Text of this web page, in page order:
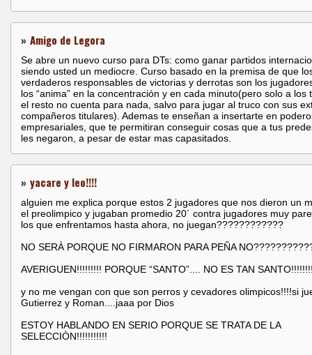
» Amigo de Legora
Se abre un nuevo curso para DTs: como ganar partidos
siendo usted un mediocre. Curso basado en la premisa de que
verdaderos responsables de victorias y derrotas son los
los “anima” en la concentración y en cada minuto(pero solo a los
el resto no cuenta para nada, salvo para jugar al truco con sus
compañeros titulares). Ademas te enseñan a insertarte en
empresariales, que te permitiran conseguir cosas que a tus
les negaron, a pesar de estar mas capasitados.
» yacare y leo!!!!
alguien me explica porque estos 2 jugadores que nos dieron un
el preolimpico y jugaban promedio 20´ contra jugadores muy
los que enfrentamos hasta ahora, no juegan????????????
NO SERÀ PORQUE NO FIRMARON PARA PEÑA
AVERIGUEN!!!!!!!!! PORQUE “SANTO”.... NO ES TAN
y no me vengan con que son perros y cevadores olimpicos!!!!si
Gutierrez y Roman....jaaa por Dios
ESTOY HABLANDO EN SERIO PORQUE SE TRATA DE LA
SELECCIÒN!!!!!!!!!!!